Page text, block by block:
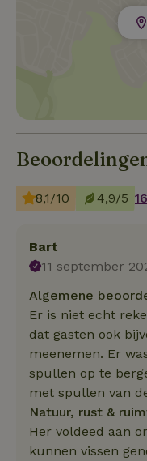
8,1/10 4,9/5
Bart
11 september
Algemene
Er is niet echt
dat gasten ook
meenemen. Er
spullen op te
met spullen van
Natuur, rust &
Her voldeed aan
kunnen vissen